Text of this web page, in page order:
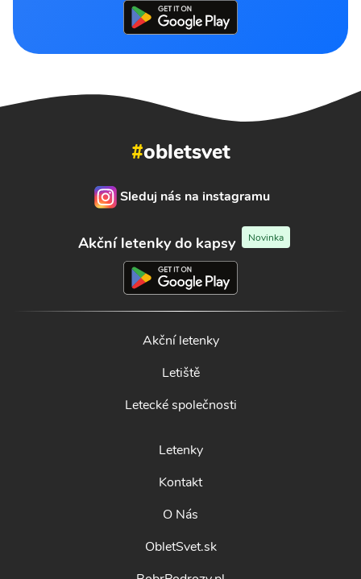
#obletsvet
Sleduj nás na instagramu
Akční letenky do kapsy Novinka
Akční letenky
Letiště
Letecké společnosti
Letenky
Kontakt
O Nás
ObletSvet.sk